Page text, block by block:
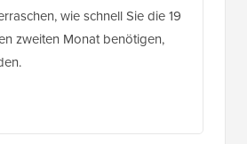
wie schnell Sie die 19
zweiten Monat benötigen,